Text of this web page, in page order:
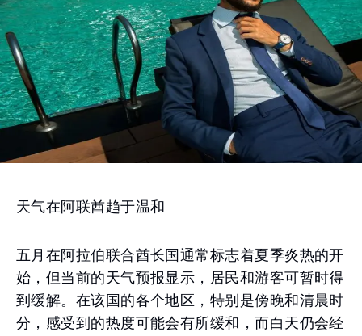
天气在阿联酋趋于温和
五月在阿拉伯联合酋长国通常标志着夏季炎热的开
始，但当前的天气预报显示，居民和游客可暂时得
到缓解。在该国的各个地区，特别是傍晚和清晨时
分，感受到的热度可能会有所缓和，而白天仍会经